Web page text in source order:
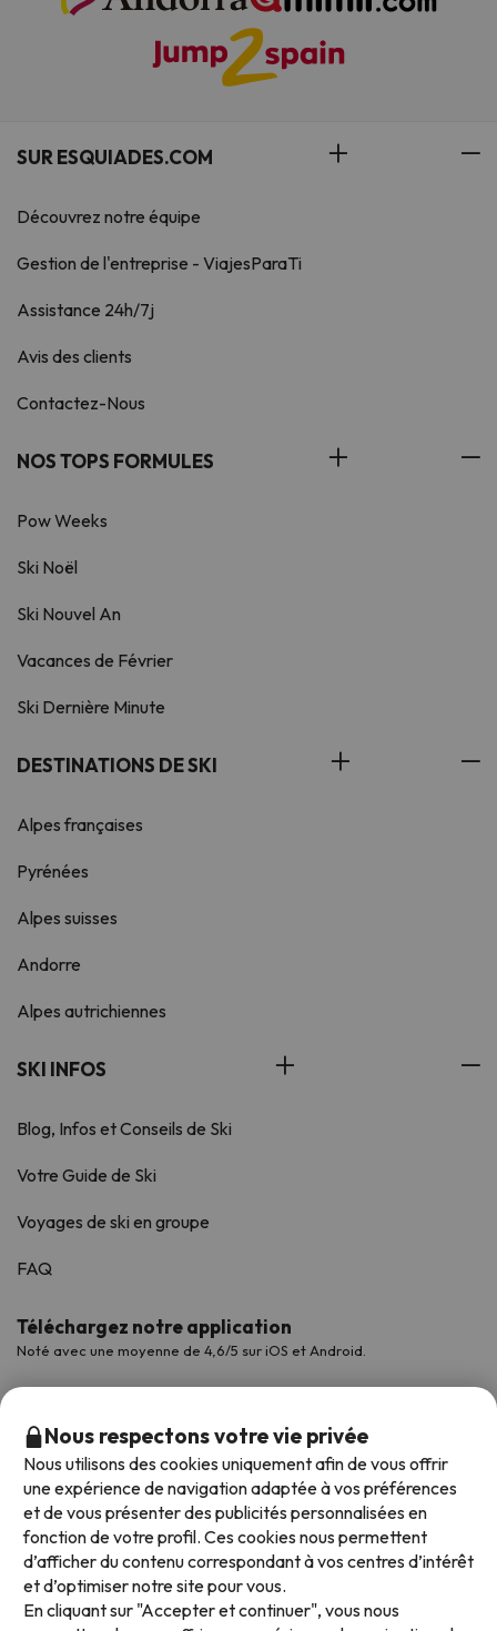
SUR ESQUIADES.COM
Découvrez notre équipe
Gestion de l'entreprise - ViajesParaTi
Assistance 24h/7j
Avis des clients
Contactez-Nous
NOS TOPS FORMULES
Pow Weeks
Ski Noël
Ski Nouvel An
Vacances de Février
Ski Dernière Minute
DESTINATIONS DE SKI
Alpes françaises
Pyrénées
Alpes suisses
Andorre
Alpes autrichiennes
SKI INFOS
Blog, Infos et Conseils de Ski
Votre Guide de Ski
Voyages de ski en groupe
FAQ
Téléchargez notre application
Noté avec une moyenne de 4,6/5 sur iOS et Android.
Modes de paiement disponibles
Nous respectons votre vie privée
Nous utilisons des cookies uniquement afin de vous offrir
une expérience de navigation adaptée à vos préférences
et de vous présenter des publicités personnalisées en
fonction de votre profil. Ces cookies nous permettent
d’afficher du contenu correspondant à vos centres d’intérêt
et d’optimiser notre site pour vous.
En cliquant sur "Accepter et continuer", vous nous